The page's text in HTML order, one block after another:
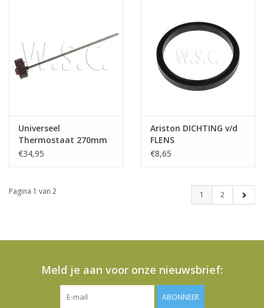
Universeel
Thermostaat 270mm
€34,95
Ariston DICHTING v/d
FLENS
€8,65
Pagina 1 van 2 1 2
Meld je aan voor onze nieuwsbrief:
ABONNEER